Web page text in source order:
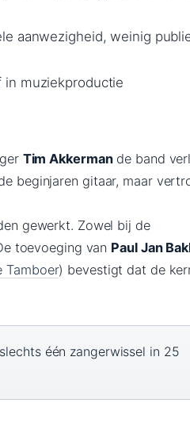
aanwezigheid, weinig
in muziekproductie
Tim Akkermande band
beginjaren gitaar, maar
gewerkt. Zowel bij de
toevoeging van Paul Jan
Tamboer) bevestigt dat de
één zangerwissel in 25